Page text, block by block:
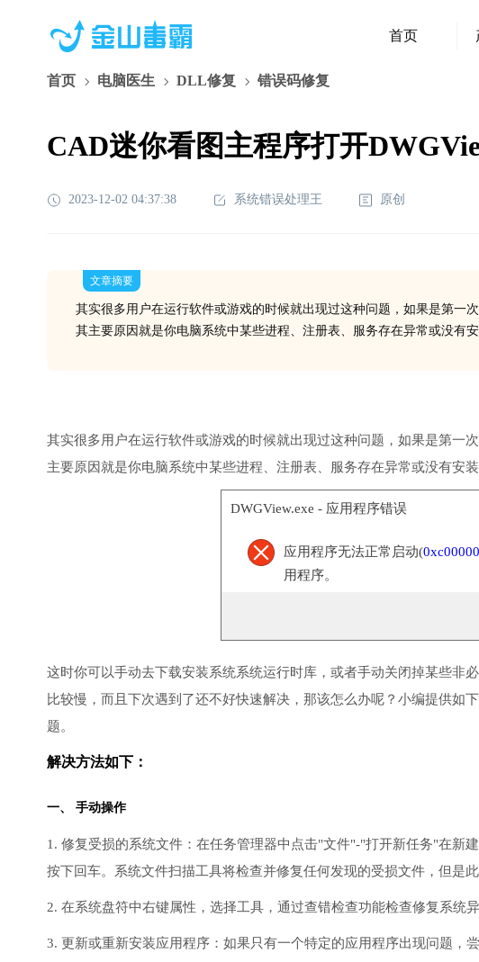
首页
首页 电脑医生 DLL修复 错误码修复
CAD迷你看图主程序打开
2023-12-02 04:37:38 系统错误处理王 原创
文章摘要
其实很多用户在运行软件或游戏的时候就出现过这种问题，如果是第一
其主要原因就是你电脑系统中某些进程、注册表、服务存在异常或没有
其实很多用户在运行软件或游戏的时候就出现过这种问题，如果是第一
主要原因就是你电脑系统中某些进程、注册表、服务存在异常或没有安
DWGView.exe - 应用程序错误
应用程序无法正常启动(
用程序。
这时你可以手动去下载安装系统系统运行时库，或者手动关闭掉某些非
比较慢，而且下次遇到了还不好快速解决，那该怎么办呢？小编提供如
题。
解决方法如下：
一、 手动操作
1. 修复受损的系统文件：在任务管理器中点击"文件"-"打开新任务"在新
按下回车。系统文件扫描工具将检查并修复任何发现的受损文件，但是
2. 在系统盘符中右键属性，选择工具，通过查错检查功能检查修复系统异
3. 更新或重新安装应用程序：如果只有一个特定的应用程序出现问题，